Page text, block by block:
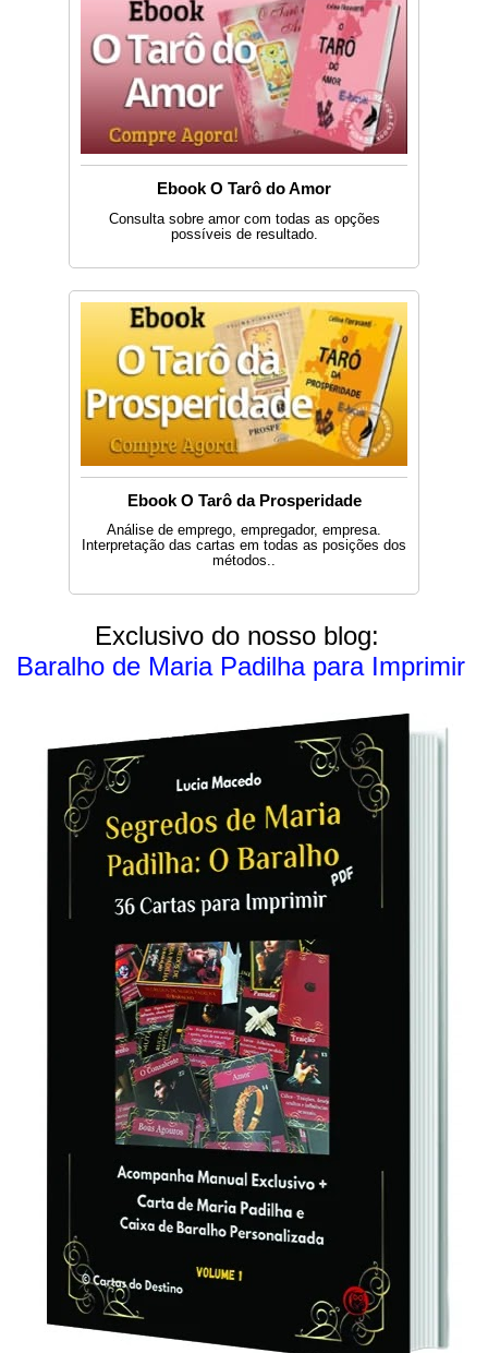
Ebook O Tarô do Amor
Consulta sobre amor com todas as opções
possíveis de resultado.
Ebook O Tarô da Prosperidade
Análise de emprego, empregador, empresa.
Interpretação das cartas em todas as posições dos
métodos..
Exclusivo do nosso blog:
Baralho de Maria Padilha para Imprimir